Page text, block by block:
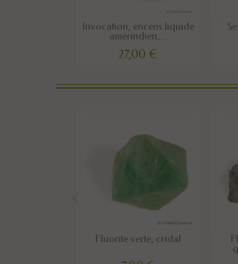
Invocation, encens liquide
amérindien,...
27,00 €
Fluorite verte, cristal